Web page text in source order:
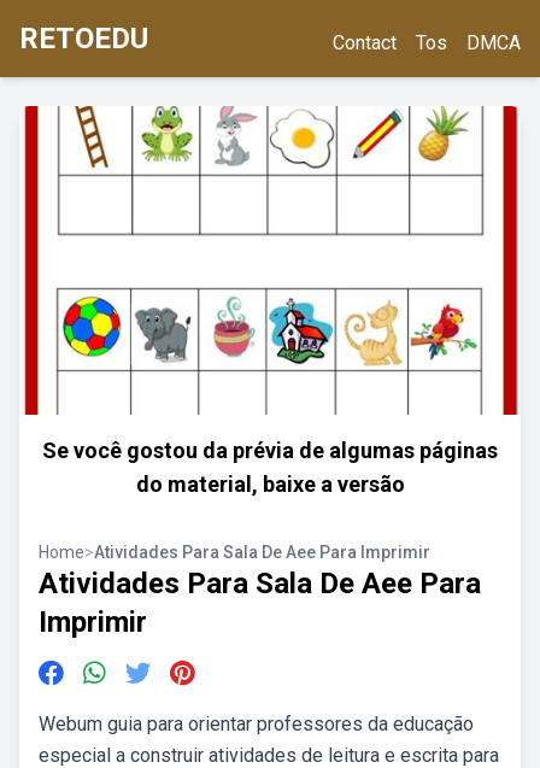
RETOEDU Contact Tos DMCA
Se você gostou da prévia de algumas páginas
do material, baixe a versão
Home>Atividades Para Sala De Aee Para Imprimir
Atividades Para Sala De Aee Para
Imprimir
Webum guia para orientar professores da educação
especial a construir atividades de leitura e escrita para